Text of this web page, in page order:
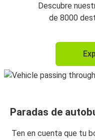
Descubre
de 8000
Paradas de
Ten en cuenta que tu